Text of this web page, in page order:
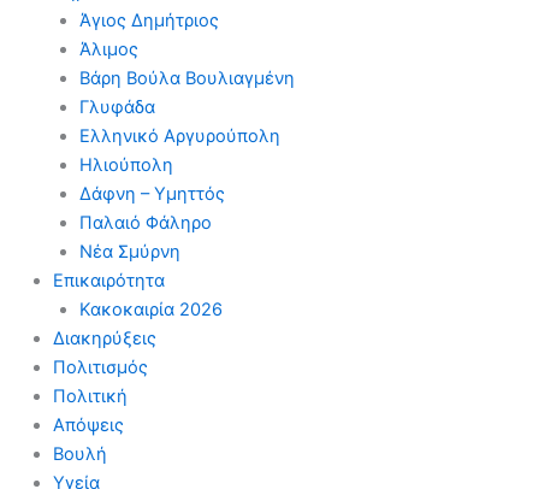
Άγιος Δημήτριος
Άλιμος
Βάρη Βούλα Βουλιαγμένη
Γλυφάδα
Ελληνικό Αργυρούπολη
Ηλιούπολη
Δάφνη – Υμηττός
Παλαιό Φάληρο
Νέα Σμύρνη
Επικαιρότητα
Κακοκαιρία 2026
Διακηρύξεις
Πολιτισμός
Πολιτική
Απόψεις
Βουλή
Υγεία